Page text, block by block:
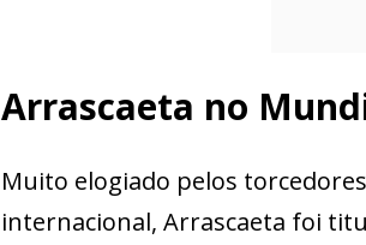
Arrascaeta no
Muito elogiado pelos
internacional, Arrascaeta foi